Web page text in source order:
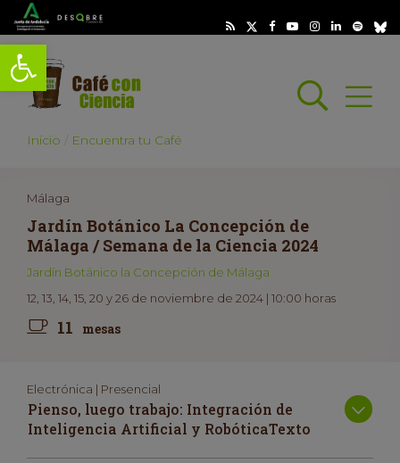
Abrir barra de herramientas
Abrir
Inicio Encuentra tu Café
Málaga
Jardín Botánico La Concepción de
Málaga / Semana de la Ciencia 2024
Jardín Botánico la Concepción de Málaga
12, 13, 14, 15, 20 y 26 de noviembre de 2024 | 10:00 horas
11 mesas
Electrónica | Presencial
Pienso, luego trabajo: Integración de
Inteligencia Artificial y RobóticaTexto